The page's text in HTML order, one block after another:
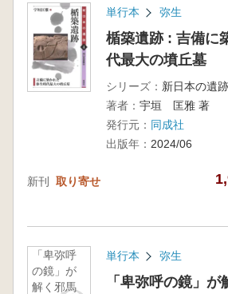
単行本 弥生
楯築遺跡 : 吉備に
代最大の墳丘墓
シリーズ： 新日本の遺
著者： 宇垣 匡雅 著
発行元： 同成社
出版年： 2024/06
新刊 取り寄せ
「卑弥呼
の鏡」が
解く邪馬
単行本 弥生
「卑弥呼の鏡」が